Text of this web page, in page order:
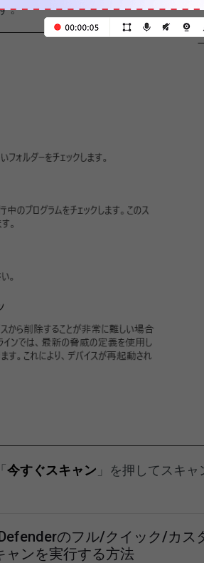
。
今すぐスキャン 」を押してスキャ
のフル/クイック/カス
ャンを実行する方法